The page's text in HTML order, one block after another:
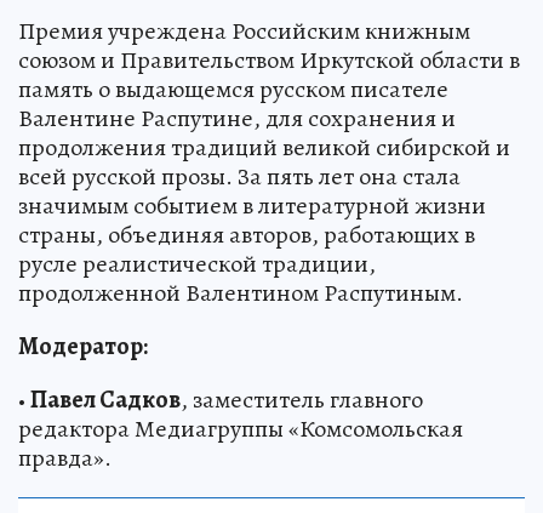
Премия учреждена Российским книжным
союзом и Правительством Иркутской области в
память о выдающемся русском писателе
Валентине Распутине, для сохранения и
продолжения традиций великой сибирской и
всей русской прозы. За пять лет она стала
значимым событием в литературной жизни
страны, объединяя авторов, работающих в
русле реалистической традиции,
продолженной Валентином Распутиным.
Модератор:
•Павел Садков, заместитель главного
редактора Медиагруппы «Комсомольская
правда».